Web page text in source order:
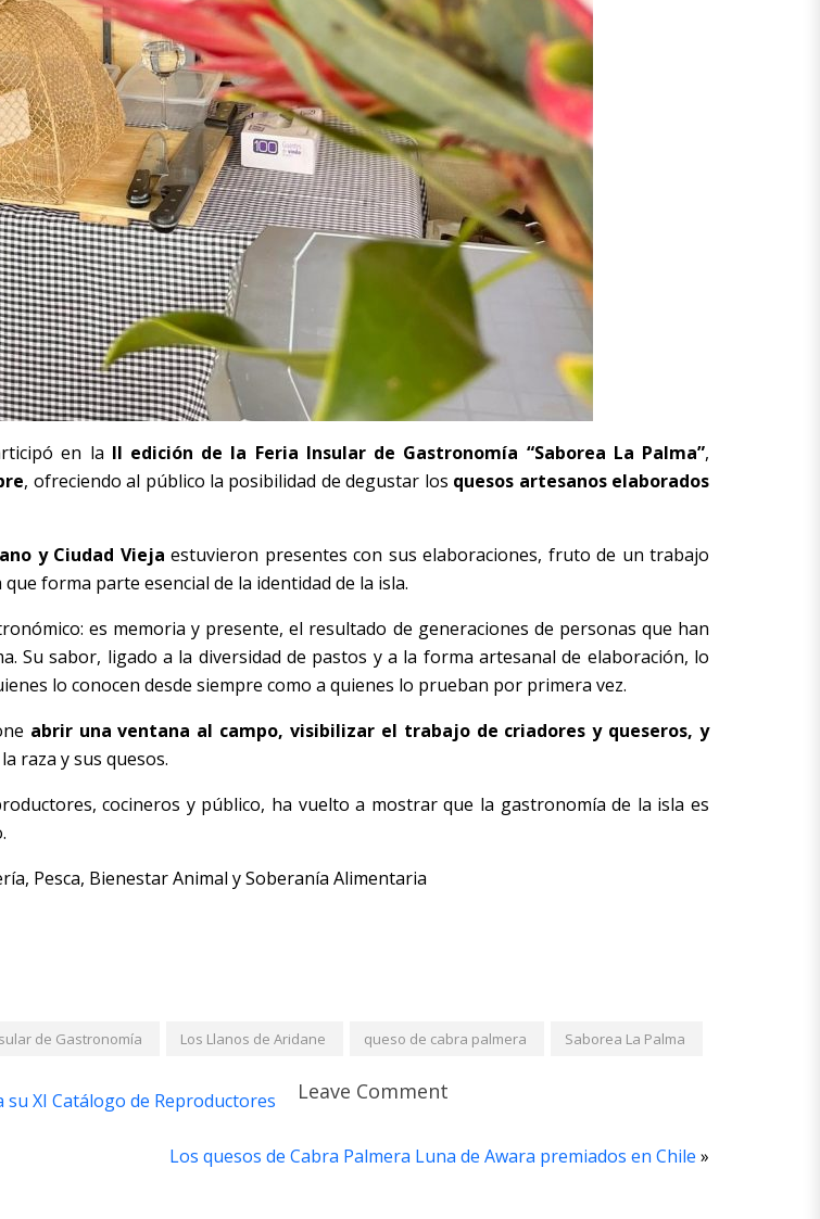
en la II edición de la Feria Insular de Gastronomía “Saborea La Palma”,
, ofreciendo al público la posibilidad de degustar los quesos artesanos elaborados
y Ciudad Vieja estuvieron presentes con sus elaboraciones, fruto de un trabajo
forma parte esencial de la identidad de la isla.
es memoria y presente, el resultado de generaciones de personas que han
Su sabor, ligado a la diversidad de pastos y a la forma artesanal de elaboración, lo
lo conocen desde siempre como a quienes lo prueban por primera vez.
abrir una ventana al campo, visibilizar el trabajo de criadores y queseros, y
raza y sus quesos.
cocineros y público, ha vuelto a mostrar que la gastronomía de la isla es
Pesca, Bienestar Animal y Soberanía Alimentaria
de Gastronomía Los Llanos de Aridane queso de cabra palmera Saborea La Palma
su XI Catálogo de Reproductores
Los quesos de Cabra Palmera Luna de Awara premiados en Chile »
Leave Comment